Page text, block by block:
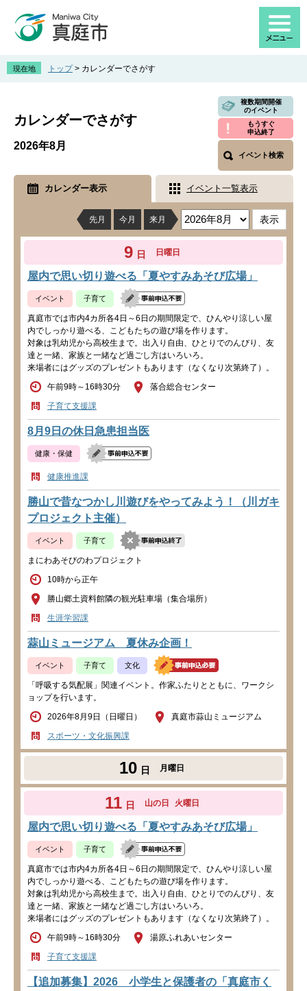
先
を 現在地 トップ > カレンダーでさがす
カレンダーでさがす
複数期間開催
のイベント
もうすぐ
申込終了
イベント検索
2026年8月
カレンダー表示 イベント一覧表示
先月 今月 来月
9 日 日曜日
屋内で思い切り遊べる「夏やすみあそび広場」
イベント 子育て
真庭市では市内4カ所各4日～6日の期間限定で、ひんやり涼しい屋
内でしっかり遊べる、こどもたちの遊び場を作ります。
対象は乳幼児から高校生まで。出入り自由、ひとりでのんびり、友
達と一緒、家族と一緒など過ごし方はいろいろ。
来場者にはグッズのプレゼントもあります（なくなり次第終了）。
午前9時～16時30分
落合総合センター
子育て支援課
8月9日の休日急患担当医
健康・保健
健康推進課
勝山で昔なつかし川遊びをやってみよう！（川ガキ
プロジェクト主催）
イベント 子育て
まにわあそびのわプロジェクト
10時から正午
勝山郷土資料館隣の観光駐車場（集合場所）
生涯学習課
蒜山ミュージアム 夏休み企画！
イベント 子育て 文化
「呼吸する気配展」関連イベント。作家ふたりとともに、ワークシ
ョップを行います。
2026年8月9日（日曜日）
真庭市蒜山ミュージアム
スポーツ・文化振興課
10 日 月曜日
11 日 山の日 火曜日
屋内で思い切り遊べる「夏やすみあそび広場」
イベント 子育て
真庭市では市内4カ所各4日～6日の期間限定で、ひんやり涼しい屋
内でしっかり遊べる、こどもたちの遊び場を作ります。
対象は乳幼児から高校生まで。出入り自由、ひとりでのんびり、友
達と一緒、家族と一緒など過ごし方はいろいろ。
来場者にはグッズのプレゼントもあります（なくなり次第終了）。
午前9時～16時30分
湯原ふれあいセンター
子育て支援課
【追加募集】2026 小学生と保護者の「真庭市く